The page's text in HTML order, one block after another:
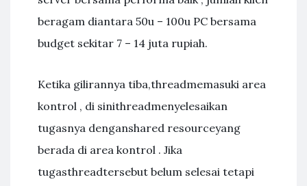
beragam diantara 50u – 100u PC bersama
budget sekitar 7 – 14 juta rupiah.
Ketika gilirannya tiba,threadmemasuki area
kontrol , di sinithreadmenyelesaikan
tugasnya denganshared resourceyang
berada di area kontrol . Jika
tugasthreadtersebut belum selesai tetapi